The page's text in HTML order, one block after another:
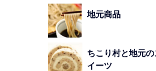
地元商品
ちこり村と地元の
イーツ